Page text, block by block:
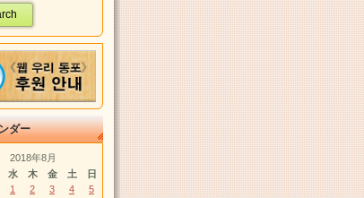
ダー
2018年8月
水 木 金 土 日
1 2 3 4
5